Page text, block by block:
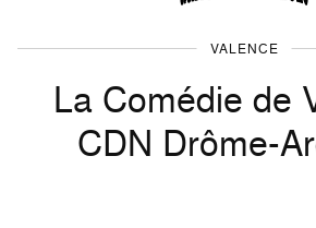
VALENCE
La Comédie de
CDN Drôme-